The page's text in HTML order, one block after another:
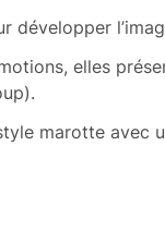
développer
elles
marotte avec